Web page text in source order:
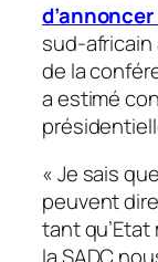
sud-africain
de la
a estimé
«Je sais
peuvent
tant